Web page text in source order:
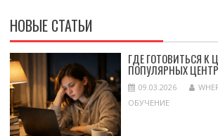
НОВЫЕ СТАТЬИ
ГДЕ ГОТОВИТЬСЯ К
ПОПУЛЯРНЫХ
09.03.2026
ОБУЧЕНИЕ